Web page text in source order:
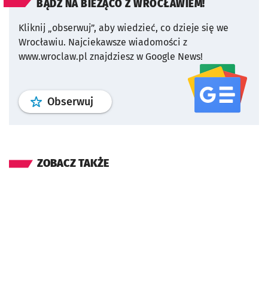
BĄDŹ NA BIEŻĄCO Z WROCŁAWIEM!
Kliknij „obserwuj”, aby wiedzieć, co dzieje się we
Wrocławiu. Najciekawsze wiadomości z
www.wroclaw.pl znajdziesz w Google News!
Obserwuj profil serwisu
ZOBACZ TAKŻE